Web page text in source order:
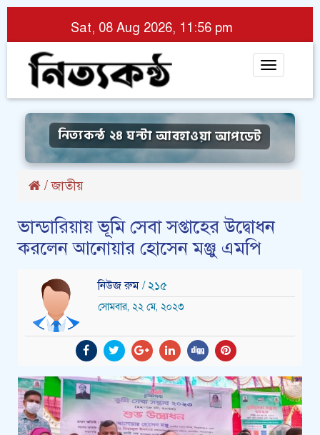
Sat, 08 Aug 2026, 11:56 pm
Toggle
নিত্যকন্ঠ ২৪ ঘন্টা আবহাওয়া আপডেট
/জাতীয়
ভান্ডারিয়ায় ভূমি সেবা সপ্তাহের উদ্বোধন
করলেন আনোয়ার হোসেন মঞ্জু এমপি
নিউজ রুম / ২১৫
সোমবার, ২২ মে, ২০২৩